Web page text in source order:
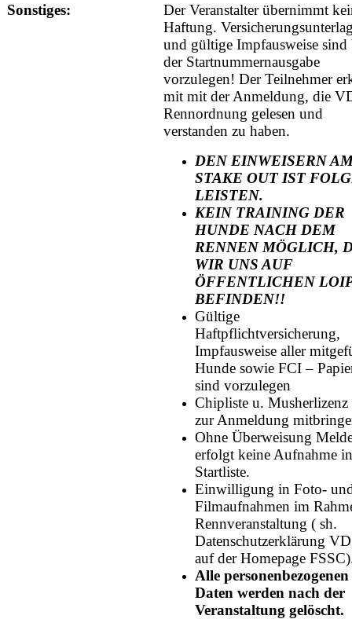
Sonstiges:
Der Veranstalter übernimmt
Haftung.
und gültige Impfausweise sind
der Startnummernausgabe
vorzulegen! Der Teilnehmer
mit mit der Anmeldung, die
Rennordnung gelesen und
verstanden zu haben.
DEN EINWEISERN
STAKE OUT IST
LEISTEN.
KEIN TRAINING DER
HUNDE NACH DEM
RENNEN MÖGLICH,
WIR UNS AUF
ÖFFENTLICHEN
BEFINDEN!!
Gültige
Haftpflichtversicherung,
Impfausweise aller
Hunde sowie FCI –
sind vorzulegen
Chipliste u. Musherlizenz
zur Anmeldung
Ohne Überweisung
erfolgt keine Aufnahme
Startliste.
Einwilligung in Foto-
Filmaufnahmen im
Rennveranstaltung ( sh.
Datenschutzerklärung
auf der Homepage
Alle personenbezogenen
Daten werden nach der
Veranstaltung gelöscht.